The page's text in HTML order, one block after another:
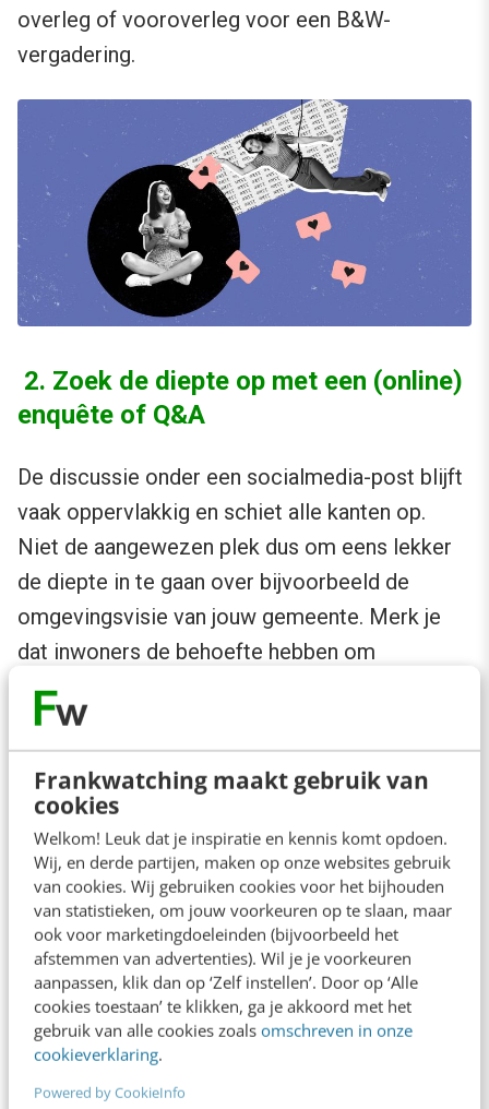
Frankwatching maakt gebruik van
cookies
Welkom! Leuk dat je inspiratie en kennis komt opdoen.
Wij, en derde partijen, maken op onze websites gebruik
van cookies. Wij gebruiken cookies voor het bijhouden
van statistieken, om jouw voorkeuren op te slaan, maar
ook voor marketingdoeleinden (bijvoorbeeld het
afstemmen van advertenties). Wil je je voorkeuren
aanpassen, klik dan op ‘Zelf instellen’. Door op ‘Alle
cookies toestaan’ te klikken, ga je akkoord met het
gebruik van alle cookies zoals omschreven in onze
cookieverklaring.
Powered by CookieInfo
overleg of vooroverleg voor een B&W-
vergadering.
2. Zoek de diepte op met een (online)
enquête of Q&A
De discussie onder een socialmedia-post blijft
vaak oppervlakkig en schiet alle kanten op.
Niet de aangewezen plek dus om eens lekker
de diepte in te gaan over bijvoorbeeld de
omgevingsvisie van jouw gemeente. Merk je
dat inwoners de behoefte hebben om
uitgebreid hun mening te geven, of komt er in
de discussie een ander onderwerp naar boven
dat blijkbaar leeft in de samenleving?
Bespreek deze signalen eerst in jouw team, of
tijdens de stand up in de newsroom. Is de
algemene opvatting dat jullie ‘er iets mee
moeten’? Je kunt dan een aantal opties
overwegen. Dit kan het informeren zijn van een
bestuurder of beleidsadviseur. Nog beter is om
in samenspraak met hen te kijken wat je
precies van inwoners en andere stakeholders
wil weten en welke ruimte er ligt om hier iets